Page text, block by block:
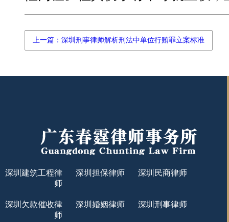
上一篇：深圳刑事律师解析刑法中单位行贿罪立案标准
深圳建筑工程律
师
深圳担保律师 深圳民商律师
深圳欠款催收律
师
深圳婚姻律师 深圳刑事律师